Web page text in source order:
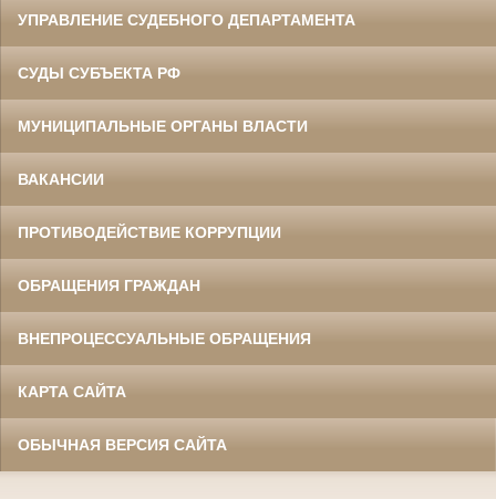
УПРАВЛЕНИЕ СУДЕБНОГО ДЕПАРТАМЕНТА
СУДЫ СУБЪЕКТА РФ
МУНИЦИПАЛЬНЫЕ ОРГАНЫ ВЛАСТИ
ВАКАНСИИ
ПРОТИВОДЕЙСТВИЕ КОРРУПЦИИ
ОБРАЩЕНИЯ ГРАЖДАН
ВНЕПРОЦЕССУАЛЬНЫЕ ОБРАЩЕНИЯ
КАРТА САЙТА
ОБЫЧНАЯ ВЕРСИЯ САЙТА